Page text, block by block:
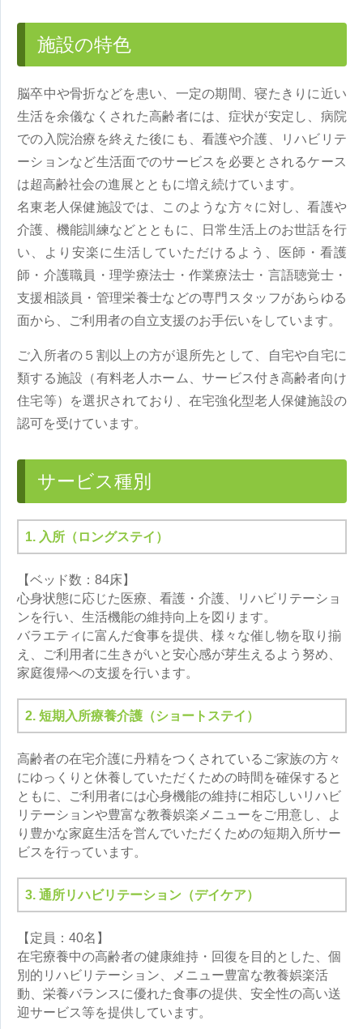
施設の特色
脳卒中や骨折などを患い、一定の期間、寝たきりに近い
生活を余儀なくされた高齢者には、症状が安定し、病院
での入院治療を終えた後にも、看護や介護、リハビリテ
ーションなど生活面でのサービスを必要とされるケース
は超高齢社会の進展とともに増え続けています。
名東老人保健施設では、このような方々に対し、看護や
介護、機能訓練などとともに、日常生活上のお世話を行
い、より安楽に生活していただけるよう、医師・看護
師・介護職員・理学療法士・作業療法士・言語聴覚士・
支援相談員・管理栄養士などの専門スタッフがあらゆる
面から、ご利用者の自立支援のお手伝いをしています。
ご入所者の５割以上の方が退所先として、自宅や自宅に
類する施設（有料老人ホーム、サービス付き高齢者向け
住宅等）を選択されており、在宅強化型老人保健施設の
認可を受けています。
サービス種別
1. 入所（ロングステイ）
【ベッド数：84床】
心身状態に応じた医療、看護・介護、リハビリテーショ
ンを行い、生活機能の維持向上を図ります。
バラエティに富んだ食事を提供、様々な催し物を取り揃
え、ご利用者に生きがいと安心感が芽生えるよう努め、
家庭復帰への支援を行います。
2. 短期入所療養介護（ショートステイ）
高齢者の在宅介護に丹精をつくされているご家族の方々
にゆっくりと休養していただくための時間を確保すると
ともに、ご利用者には心身機能の維持に相応しいリハビ
リテーションや豊富な教養娯楽メニューをご用意し、よ
り豊かな家庭生活を営んでいただくための短期入所サー
ビスを行っています。
3. 通所リハビリテーション（デイケア）
【定員：40名】
在宅療養中の高齢者の健康維持・回復を目的とした、個
別的リハビリテーション、メニュー豊富な教養娯楽活
動、栄養バランスに優れた食事の提供、安全性の高い送
迎サービス等を提供しています。